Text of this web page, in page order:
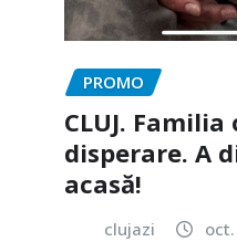
PROMO
CLUJ.
disperare. A
acasă!
clujazi